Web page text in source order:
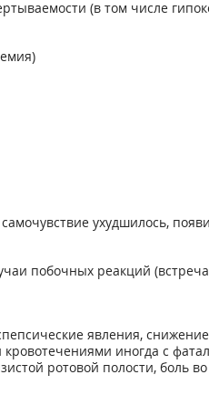
(в том числе
ухудшилось,
побочных реакций
явления,
иногда с
ротовой полости, боль